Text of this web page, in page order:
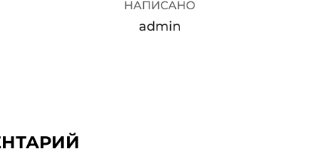
НАПИСАНО
admin